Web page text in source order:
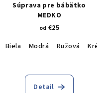
Súprava pre bábätko
MEDKO
od €25
Biela
Modrá Ružová
Detail